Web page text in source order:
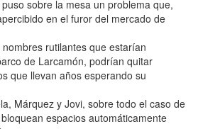
sobre la mesa un problema que,
en el furor del mercado de
rutilantes que estarían
de Larcamón, podrían quitar
que llevan años esperando su
Márquez y Jovi, sobre todo el caso de
espacios automáticamente